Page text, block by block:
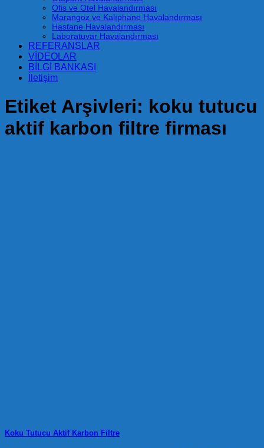
Ofis ve Otel Havalandırması
Marangoz ve Kalıphane Havalandırması
Hastane Havalandırması
Laboratuvar Havalandırması
REFERANSLAR
VİDEOLAR
BİLGİ BANKASI
İletişim
Etiket Arşivleri: koku tutucu
aktif karbon filtre firması
Koku Tutucu Aktif Karbon Filtre